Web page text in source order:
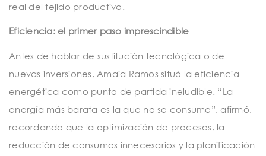
real del tejido productivo.
Eficiencia: el primer paso imprescindible
Antes de hablar de sustitución tecnológica o de
nuevas inversiones, Amaia Ramos situó la eficiencia
energética como punto de partida ineludible. “La
energía más barata es la que no se consume”, afirmó,
recordando que la optimización de procesos, la
reducción de consumos innecesarios y la planificación